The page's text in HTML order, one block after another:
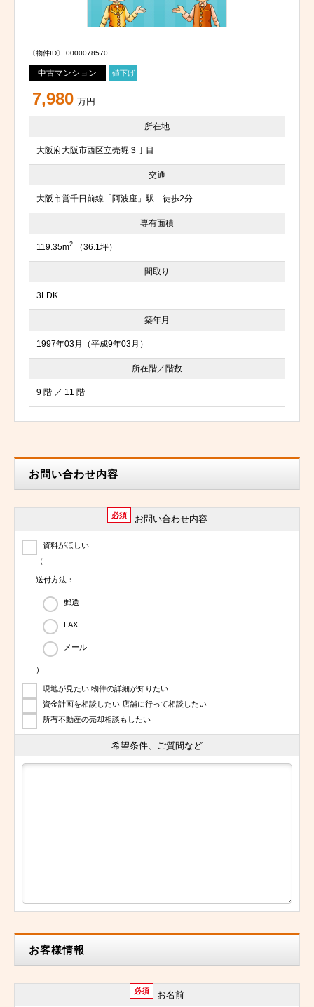
〔物件ID〕 0000078570
中古マンション 値下げ
7,980 万円
所在地
大阪府大阪市西区立売堀３丁目
交通
大阪市営千日前線「阿波座」駅 徒歩2分
専有面積
119.35m2 （36.1坪）
間取り
3LDK
築年月
1997年03月（平成9年03月）
所在階／階数
9 階 ／ 11 階
お問い合わせ内容
必須 お問い合わせ内容
資料がほしい
（
送付方法：
郵送
FAX
メール
）
現地が見たい 物件の詳細が知りたい
資金計画を相談したい 店舗に行って相談したい
所有不動産の売却相談もしたい
希望条件、ご質問など
お客様情報
必須 お名前